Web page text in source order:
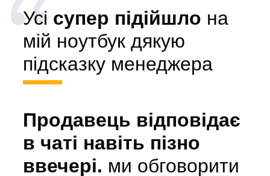
Усі супер підійшло на
мій ноутбук дякую
підсказку менеджера
Продавець відповідає
в чаті навіть пізно
ввечері. ми обговорити